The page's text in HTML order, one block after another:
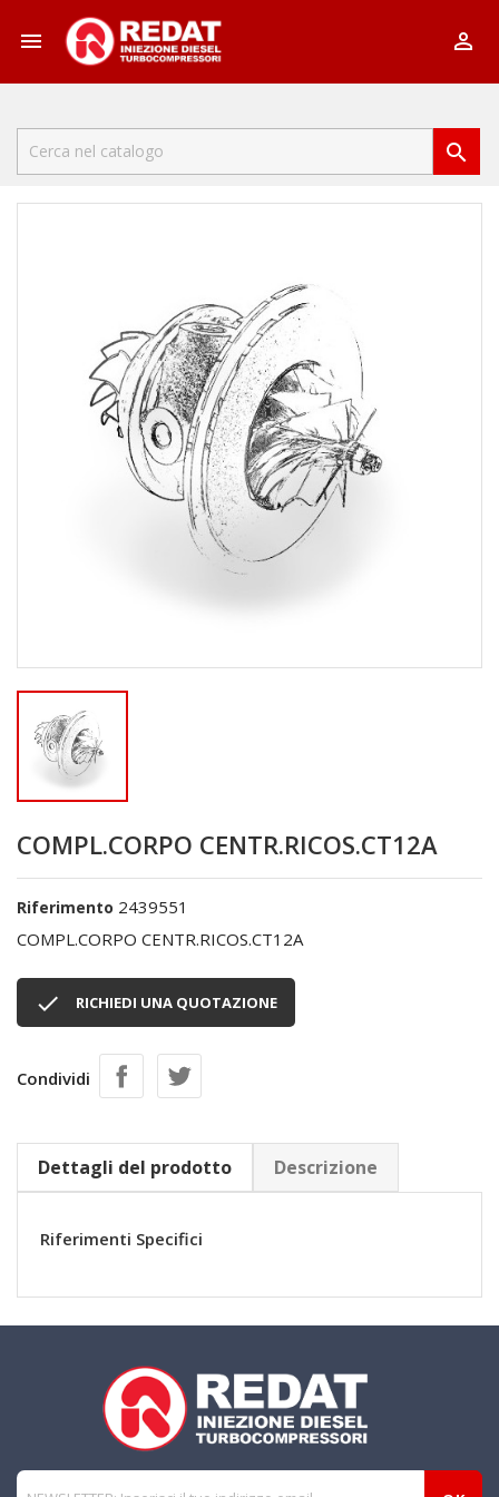
 

COMPL.CORPO CENTR.RICOS.CT12A
Riferimento 2439551
COMPL.CORPO CENTR.RICOS.CT12A
 RICHIEDI UNA QUOTAZIONE
Condividi
Dettagli del prodotto Descrizione
Riferimenti Specifici